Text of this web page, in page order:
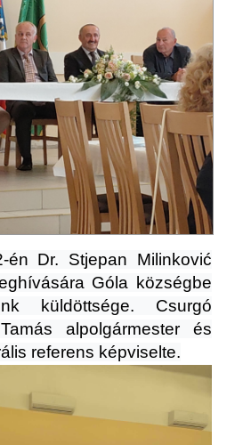
én Dr. Stjepan Milinković
Góla községbe
küldöttsége. Csurgó
alpolgármester és
referens képviselte.